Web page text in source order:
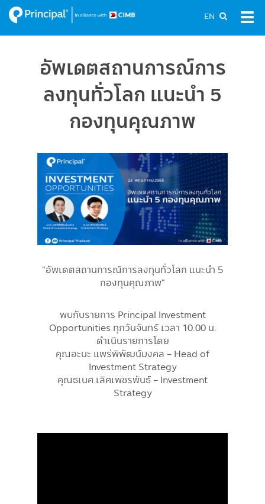
Skip
to
main
EN
อัพเดตสถานการณ์การ
ลงทุนทั่วโลก แนะนำ 5
กองทุนคุณภาพ
"อัพเดตสถานการณ์การลงทุนทั่วโลก แนะนำ 5
กองทุนคุณภาพ"
พบกับรายการ Principal Investment
Opportunities ทุกวันจันทร์ เวลา 10.00 น.
ดำเนินรายการโดย
คุณอะนะ แพร่พิพัฒน์มงคล - Head of
Investment Strategy
คุณธเนศ เลิศเพชรพันธ์ - Investment
Strategy